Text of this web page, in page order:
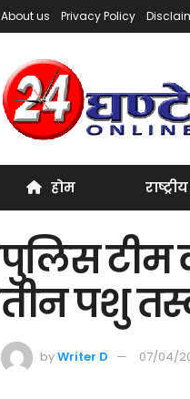
About us Privacy Policy
होम राष्ट्रीय
पुलिस टीम
तीन पशु
byWriter D 07/04/